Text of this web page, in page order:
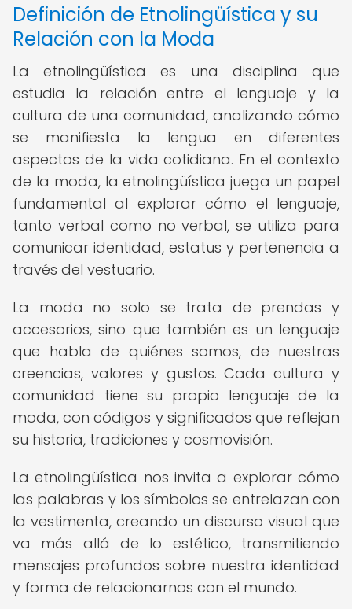
Definición de Etnolingüística y su
Relación con la Moda
La etnolingüística es una disciplina que
estudia la relación entre el lenguaje y la
cultura de una comunidad, analizando cómo
se manifiesta la lengua en diferentes
aspectos de la vida cotidiana. En el contexto
de la moda, la etnolingüística juega un papel
fundamental al explorar cómo el lenguaje,
tanto verbal como no verbal, se utiliza para
comunicar identidad, estatus y pertenencia a
través del vestuario.
La moda no solo se trata de prendas y
accesorios, sino que también es un lenguaje
que habla de quiénes somos, de nuestras
creencias, valores y gustos. Cada cultura y
comunidad tiene su propio lenguaje de la
moda, con códigos y significados que reflejan
su historia, tradiciones y cosmovisión.
La etnolingüística nos invita a explorar cómo
las palabras y los símbolos se entrelazan con
la vestimenta, creando un discurso visual que
va más allá de lo estético, transmitiendo
mensajes profundos sobre nuestra identidad
y forma de relacionarnos con el mundo.